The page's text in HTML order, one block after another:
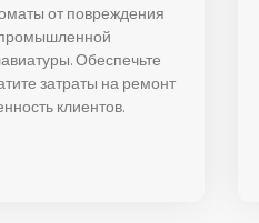
от повреждения
Обеспечьте
затраты на ремонт
клиентов.